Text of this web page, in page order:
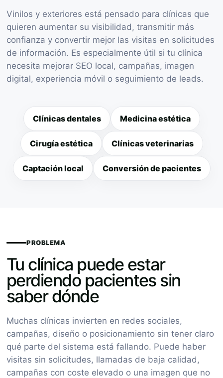
Vinilos y exteriores está pensado para clínicas que
quieren aumentar su visibilidad, transmitir más
confianza y convertir mejor las visitas en solicitudes
de información. Es especialmente útil si tu clínica
necesita mejorar SEO local, campañas, imagen
digital, experiencia móvil o seguimiento de leads.
Clínicas dentales Medicina estética
Cirugía estética Clínicas veterinarias
Captación local Conversión de pacientes
PROBLEMA
Tu clínica puede estar
perdiendo pacientes sin
saber dónde
Muchas clínicas invierten en redes sociales,
campañas, diseño o posicionamiento sin tener claro
qué parte del sistema está fallando. Puede haber
visitas sin solicitudes, llamadas de baja calidad,
campañas con coste elevado o una imagen que no